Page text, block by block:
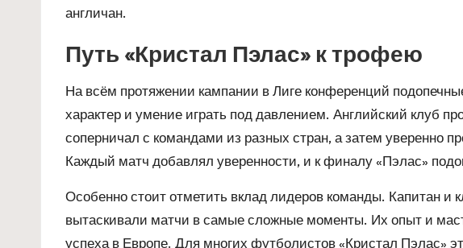
англичан.
Путь «Кристал Пэлас» к трофею
На всём протяжении кампании в Лиге конференций
характер и умение играть под давлением. Английский клуб
соперничал с командами из разных стран, а затем уверенно
Каждый матч добавлял уверенности, и к финалу «Пэлас»
Особенно стоит отметить вклад лидеров команды. Капитан и
вытаскивали матчи в самые сложные моменты. Их опыт и
успеха в Европе. Для многих футболистов «Кристал Пэлас»